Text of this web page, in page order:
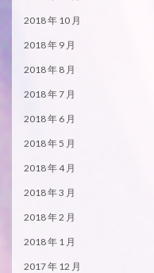
2018 年 10 月
2018 年 9 月
2018 年 8 月
2018 年 7 月
2018 年 6 月
2018 年 5 月
2018 年 4 月
2018 年 3 月
2018 年 2 月
2018 年 1 月
2017 年 12 月